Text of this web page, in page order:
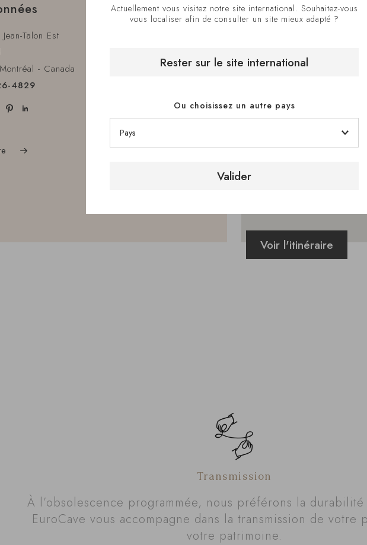
Voir l'itinéraire
Talon Est
- Canada
4829
Transmission
À l’obsolescence programmée, nous préférons la durabilité
EuroCave vous accompagne dans la transmission de votre
votre patrimoine.
Actuellement vous visitez notre site international. Souhaitez-vous
vous localiser afin de consulter un site mieux adapté ?
Rester sur le site international
Ou choisissez un autre pays
Valider